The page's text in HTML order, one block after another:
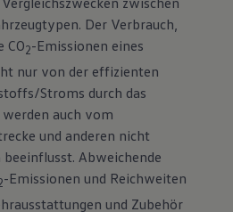
Der Verbrauch,
CO2-Emissionen eines
nur von der effizienten
Stroms durch das
auch vom
und anderen nicht
Abweichende
-Emissionen und Reichweiten
und Zubehör